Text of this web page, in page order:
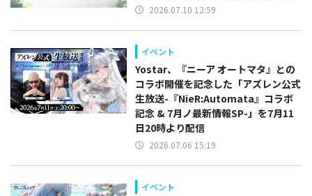
2026.07.10 12:59
イベント
Yostar、『ニーア オートマタ』との
コラボ開催を記念した「アズレン公式
生放送-『NieR:Automata』コラボ
記念 & 7月ノ最新情報SP-」を7月11
日20時より配信
2026.07.06 15:19
イベント